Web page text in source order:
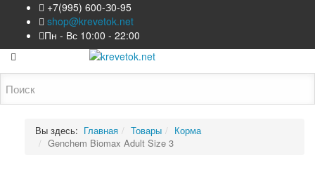
+7(995) 600-З0-95
shop@krevetok.net
Пн - Вс 10:00 - 22:00
Вы здесь: Главная Товары
Корма
Genchem Biomax Adult Size 3